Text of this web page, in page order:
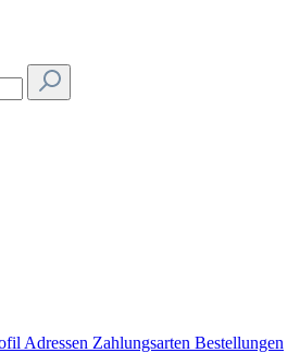
Adressen Zahlungsarten Bestellungen